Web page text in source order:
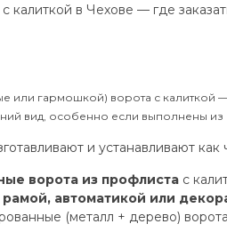
калиткой в Чехове — где
или гармошкой) ворота с калиткой
вид, особенно если выполнены
и устанавливают
ворота из профлиста с
автоматикой или
(металл + дерево)